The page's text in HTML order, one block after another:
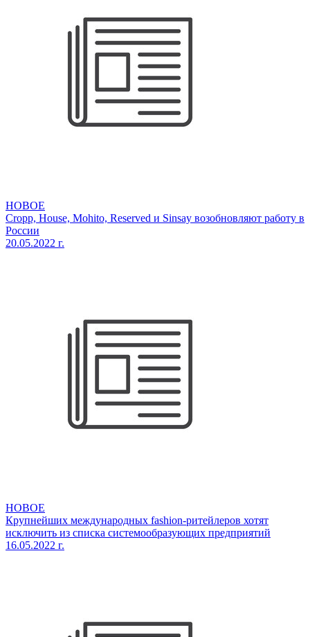
НОВОЕ
Cropp, House, Mohito, Reserved и Sinsay возобновляют работу в
России
20.05.2022 г.
НОВОЕ
Крупнейших международных fashion-ритейлеров хотят
исключить из списка системообразующих предприятий
16.05.2022 г.